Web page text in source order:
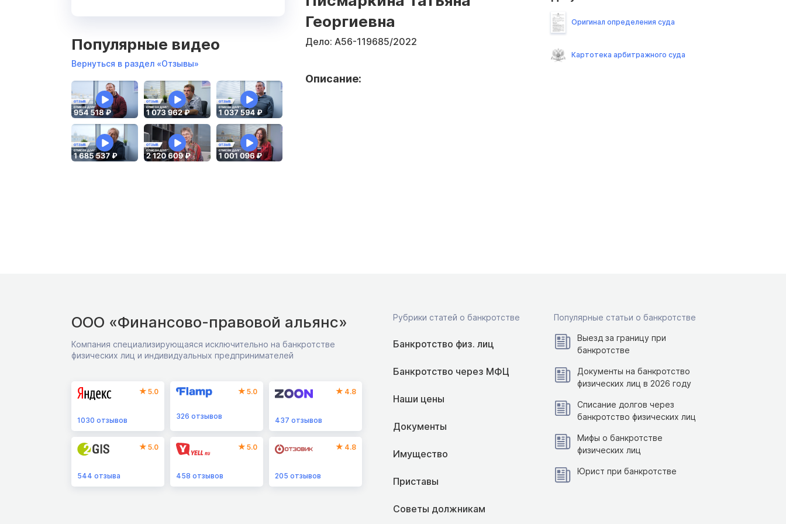
Популярные видео
Вернуться в раздел «Отзывы»
Георгиевна
Дело: А56-119685/2022
Описание:
Оригинал определения суда
Картотека арбитражного суда
ООО «Финансово-правовой альянс»
Компания специализирующаяся исключительно на банкротстве
физических лиц и индивидуальных предпринимателей
5.0
1030 отзывов
5.0
326 отзывов
4.8
437 отзывов
5.0
544 отзыва
5.0
458 отзывов
4.8
205 отзывов
Рубрики статей о банкротстве
Банкротство физ. лиц
Банкротство через МФЦ
Наши цены
Документы
Имущество
Приставы
Советы должникам
Популярные статьи о банкротстве
Выезд за границу при
банкротстве
Документы на банкротство
физических лиц в 2026 году
Списание долгов через
банкротство физических лиц
Мифы о банкротстве
физических лиц
Юрист при банкротстве